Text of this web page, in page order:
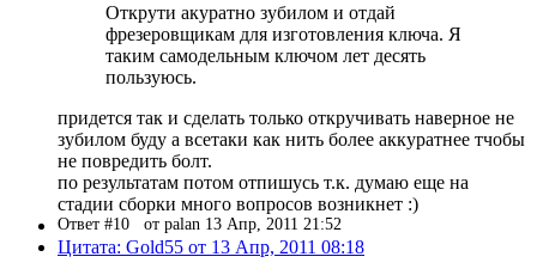
Открути акуратно зубилом и отдай
фрезеровщикам для изготовления ключа. Я
таким самодельным ключом лет десять
пользуюсь.
придется так и сделать только откручивать наверное не
зубилом буду а всетаки как нить более аккуратнее тчобы
не повредить болт.
по результатам потом отпишусь т.к. думаю еще на
стадии сборки много вопросов возникнет :)
Ответ #10 от palan 13 Апр, 2011 21:52
Цитата: Gold55 от 13 Апр, 2011 08:18